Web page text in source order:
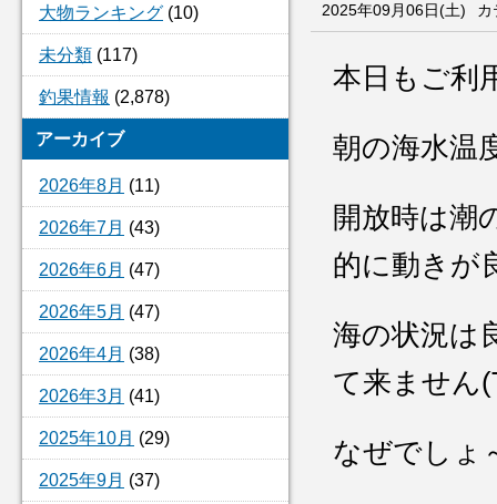
大物ランキング (10)
未分類 (117)
釣果情報 (2,878)
アーカイブ
2026年8月 (11)
2026年7月 (43)
2026年6月 (47)
2026年5月 (47)
2026年4月 (38)
2026年3月 (41)
2025年10月 (29)
2025年9月 (37)
2025年09月06日(土) カ
本日もご利
朝の海水温
開放時は潮
的に動きが
海の状況は
て来ません
なぜでしょ